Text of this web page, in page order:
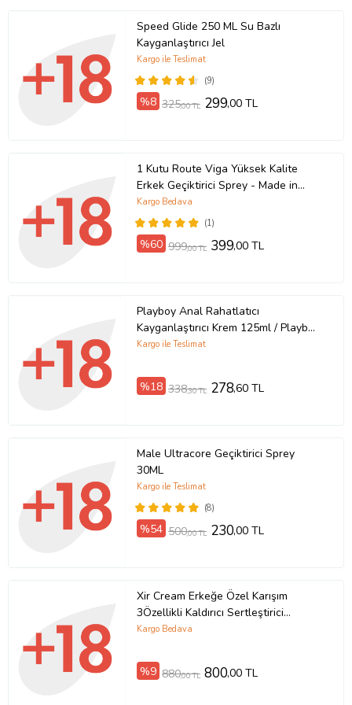
Çocukların erişemeyeceği yerlerde saklayınız.
Tahriş veya alerji durumunda kullanımı durdurunuz
18 yaş altı bireyler kullanmamalıdır.
Serin, kuru ve doğrudan güneş ışığından uzak bir ortamda
Speed Glide 250 ML Su Bazlı
Kayganlaştırıcı Jel
(9)
Kargo ile Teslimat
%8 325,00 TL 299,00 TL
1 Kutu Route Viga Yüksek Kalite
Erkek Geçiktirici Sprey - Made in
Germany - Premium Qualty Delay
Sprey - 1 Kutu 20 ML
(1)
Kargo Bedava
%60 999,00 TL 399,00 TL
Playboy Anal Rahatlatıcı
Kayganlaştırıcı Krem 125ml / Playboy
Anal Relax Lubricant Cream 125ml
Kargo ile Teslimat
%18 338,30 TL 278,60 TL
Male Ultracore Geçiktirici Sprey
30ML
(8)
Kargo ile Teslimat
%54 500,00 TL 230,00 TL
Xir Cream Erkeğe Özel Karışım
3Özellikli Kaldırıcı Sertleştirici
Geciktirici Büyütücü Krem 50 ml +
Büyütücü 50 ml Krem
Kargo Bedava
%9 880,00 TL 800,00 TL